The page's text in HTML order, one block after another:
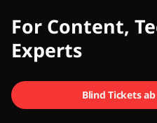
CMCX
For Content,
Experts
Blind Tickets